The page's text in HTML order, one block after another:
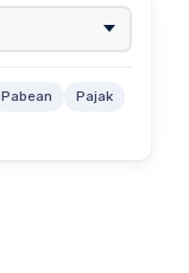
Pabean
Pajak